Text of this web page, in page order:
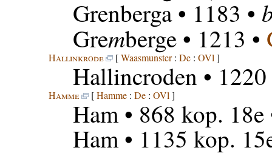
Grenberga• 1183 •
Gremberge• 1213 •
Hallinkrode [Waasmunster: De: OVl ]
Hallincroden •
Hamme [Hamme: De: OVl ]
Ham• 868 kop.
Ham• 1135 kop.